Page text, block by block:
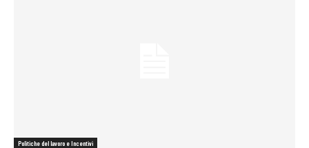
Politiche del lavoro e Incentivi